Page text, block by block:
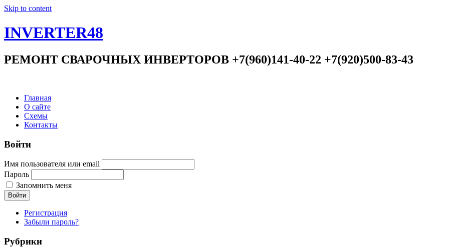
Skip to content
INVERTER48
РЕМОНТ СВАРОЧНЫХ ИНВЕРТОРОВ +7(960)141-40-22 +7(920)500-83-43
Главная
О сайте
Схемы
Контакты
Войти
Имя пользователя или email
Пароль
Запомнить меня
Войти
Регистрация
Забыли пароль?
Рубрики